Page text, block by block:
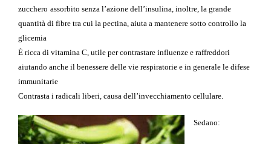
zucchero assorbito senza l’azione dell’insulina, inoltre, la grande
quantità di fibre tra cui la pectina, aiuta a mantenere sotto controllo la
glicemia
È ricca di vitamina C, utile per contrastare influenze e raffreddori
aiutando anche il benessere delle vie respiratorie e in generale le difese
immunitarie
Contrasta i radicali liberi, causa dell’invecchiamento cellulare.
Sedano: